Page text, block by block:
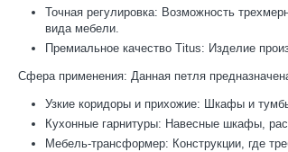
Точная регулировка: Возможность
вида мебели.
Премиальное качество Titus: Изделие
Сфера применения: Данная петля
Узкие коридоры и прихожие: Шкафы и
Кухонные гарнитуры: Навесные шкафы,
Мебель-трансформер: Конструкции, где